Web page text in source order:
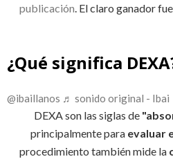
publicación. El claro ganador fue
¿Qué significa
@ibaillanos ♬ sonido original - Ibai
DEXA son las siglas de
principalmente para evaluar
procedimiento también mide la